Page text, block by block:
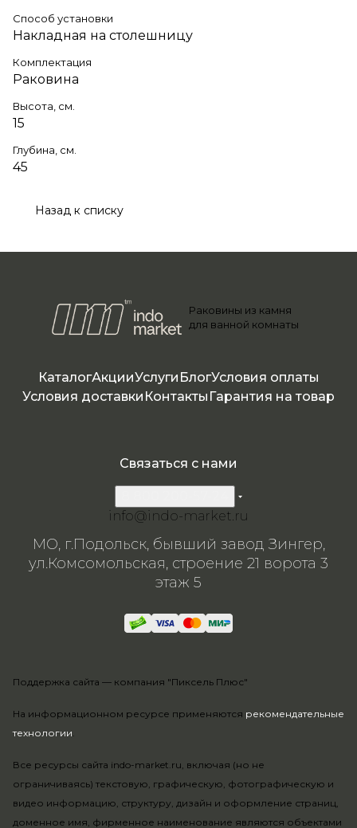
Способ установки
Накладная на столешницу
Комплектация
Раковина
Высота, см.
15
Глубина, см.
45
Назад к списку
Раковины из камня
для ванной комнаты
КаталогАкцииУслуги БлогУсловия оплаты
Условия доставки Контакты Гарантия на товар
На информационном ресурсе применяются рекомендательные
технологии.
Все ресурсы сайта indo-market.ru, включая (но не
ограничиваясь) текстовую, графическую, фотографическую и
видео информацию, структуру, дизайн и оформление страниц,
доменное имя, фирменное наименование являются объектами
Связаться с нами
info@indo-market.ru
МО, г.Подольск, бывший завод Зингер,
ул.Комсомольская, строение 21 ворота 3
этаж 5
Поддержка сайта — компания "Пиксель Плюс"